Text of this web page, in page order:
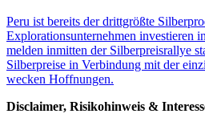
Peru ist bereits der drittgrößte
Explorationsunternehmen investieren
melden inmitten der Silberpreisrallye
Silberpreise in Verbindung mit der
wecken Hoffnungen.
Disclaimer, Risikohinweis &